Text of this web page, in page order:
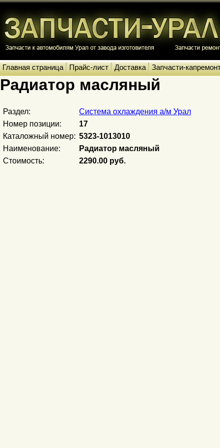
Главная страница Прайс-лист Доставка Запчасти-
Радиатор масляный
Раздел:
Система охлаждения а/м Урал
Номер позиции:
17
Каталожный номер: 5323-1013010
Наименование:
Радиатор масляный
Стоимость:
2290.00 руб.